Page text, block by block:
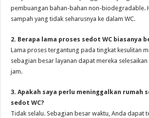
pembuangan bahan-bahan non-biodegradable.
sampah yang tidak seharusnya ke dalam WC.
2. Berapa lama proses sedot WC biasanya
Lama proses tergantung pada tingkat kesulitan
sebagian besar layanan dapat mereka
jam.
3. Apakah saya perlu meninggalkan rumah
sedot WC?
Tidak selalu. Sebagian besar waktu, Anda dapat